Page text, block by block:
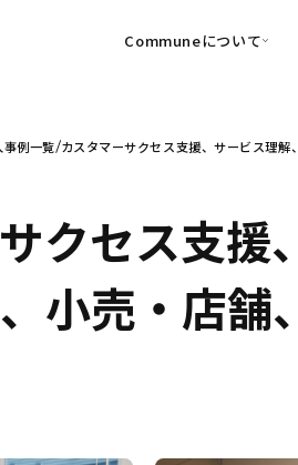
Communeについて
可視化
・Commune Voice
信頼を醸成する信頼起点経営基
・Commune
SuccessHub）
事例一覧 カスタマーサクセス支援、サービス理
クセス支援
小売・店